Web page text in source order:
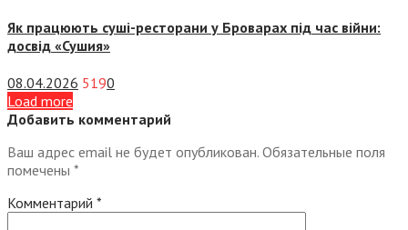
Як працюють суші-ресторани у Броварах під час війни:
досвід «Сушия»
08.04.2026 5190
Load more
Добавить комментарий
Ваш адрес email не будет опубликован. Обязательные поля
помечены *
Комментарий *